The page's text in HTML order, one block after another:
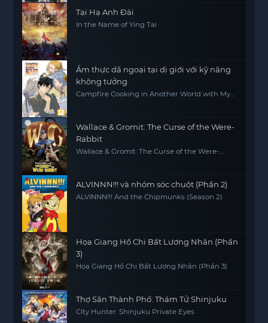
Tại Hạ Anh Đài
In the Name of Ying Tai
Ẩm thực dã ngoại tại dị giới với kỹ năng
không tưởng
Campfire Cooking in Another World with My
Wallace & Gromit: The Curse of the Were-
Rabbit
Wallace & Gromit: The Curse of the Were-
ALVINNN!!! và nhóm sóc chuột (Phần 2)
ALVINNN!!! And the Chipmunks (Season 2)
Họa Giang Hồ Chi Bất Lương Nhân (Phần
3)
Họa Giang Hồ Chi Bất Lương Nhân (Phần 3)
Thợ Săn Thành Phố: Thám Tử Shinjuku
City Hunter: Shinjuku Private Eyes